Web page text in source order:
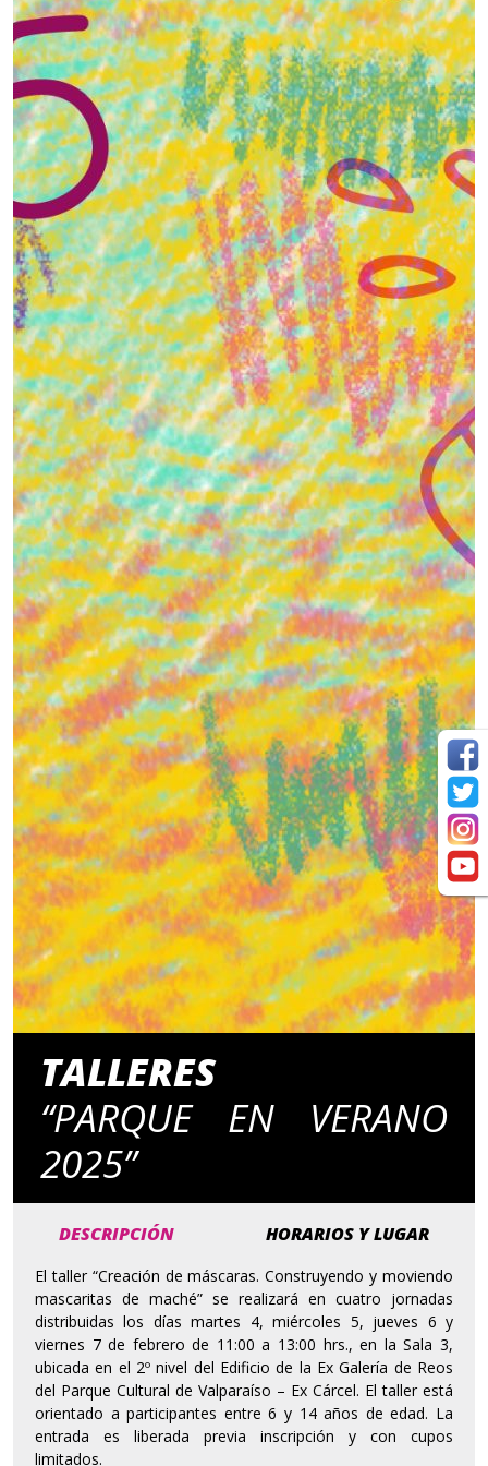
TALLERES
“PARQUE EN VERANO
2025”
DESCRIPCIÓN HORARIOS Y LUGAR
El taller “Creación de máscaras. Construyendo y moviendo
mascaritas de maché” se realizará en cuatro jornadas
distribuidas los días martes 4, miércoles 5, jueves 6 y
viernes 7 de febrero de 11:00 a 13:00 hrs., en la Sala 3,
ubicada en el 2º nivel del Edificio de la Ex Galería de Reos
del Parque Cultural de Valparaíso – Ex Cárcel. El taller está
orientado a participantes entre 6 y 14 años de edad. La
entrada es liberada previa inscripción y con cupos
limitados.